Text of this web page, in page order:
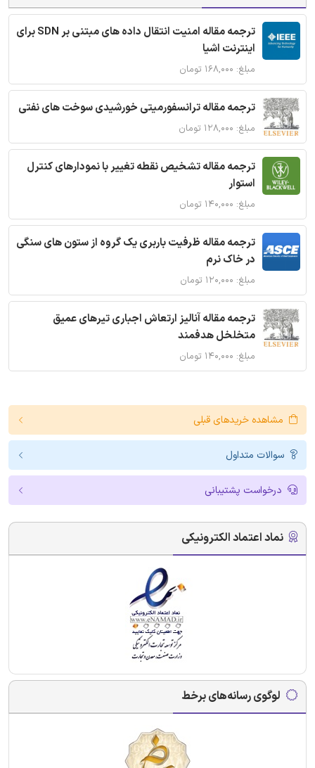
ترجمه مقاله امنیت انتقال داده های مبتنی بر SDN برای
اینترنت اشیا
مبلغ: ۱۶۸,۰۰۰ تومان
ترجمه مقاله ترانسفورمیتی خورشیدی سوخت های نفتی
مبلغ: ۱۲۸,۰۰۰ تومان
ترجمه مقاله تشخیص نقطه تغییر با نمودارهای کنترل
استوار
مبلغ: ۱۴۰,۰۰۰ تومان
ترجمه مقاله ظرفیت باربری یک گروه از ستون های سنگی
در خاک نرم
مبلغ: ۱۲۰,۰۰۰ تومان
ترجمه مقاله آنالیز ارتعاش اجباری تیرهای عمیق
متخلخل هدفمند
مبلغ: ۱۴۰,۰۰۰ تومان
مشاهده خریدهای قبلی
سوالات متداول
درخواست پشتیبانی
نماد اعتماد الکترونیکی
لوگوی رسانه‌های برخط